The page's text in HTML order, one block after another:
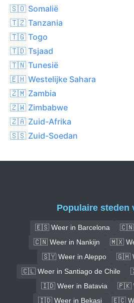
🇸🇴 Somalië
🇹🇿 Tanzania
🇹🇬 Togo
🇹🇩 Tsjaad
🇹🇳 Tunesië
🇪🇭 Westelijke Sahara
🇿🇲 Zambia
🇿🇼 Zimbabwe
🇿🇦 Zuid-Afrika
🇸🇸 Zuid-Soedan
Populaire steden
🇪🇸 Weer in Barcelona
🇨🇳
🇨🇳 Weer in Nankijn
🇲🇽
🇸🇾 Weer in Aleppo
🇬🇭
🇨🇱 Weer in Santiago de Chile
🇮🇩 Weer in Batavia
🇵🇰
🇮🇩 Weer in Bekasi
🇪🇨